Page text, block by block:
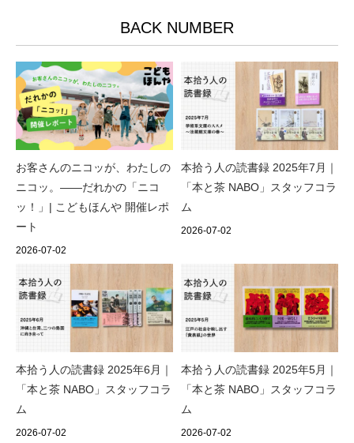
BACK NUMBER
お客さんのニコッが、わたしの
ニコッ。——だれかの「ニコ
ッ！」| こどもほんや 開催レポ
ート
2026-07-02
本拾う人の読書録 2025年7月｜
「本と茶 NABO」スタッフコラ
ム
2026-07-02
本拾う人の読書録 2025年6月｜
「本と茶 NABO」スタッフコラ
ム
2026-07-02
本拾う人の読書録 2025年5月｜
「本と茶 NABO」スタッフコラ
ム
2026-07-02